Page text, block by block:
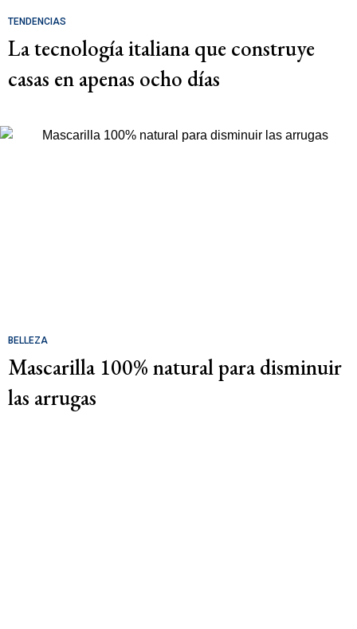
TENDENCIAS
La tecnología italiana que construye
casas en apenas ocho días
BELLEZA
Mascarilla 100% natural para disminuir
las arrugas